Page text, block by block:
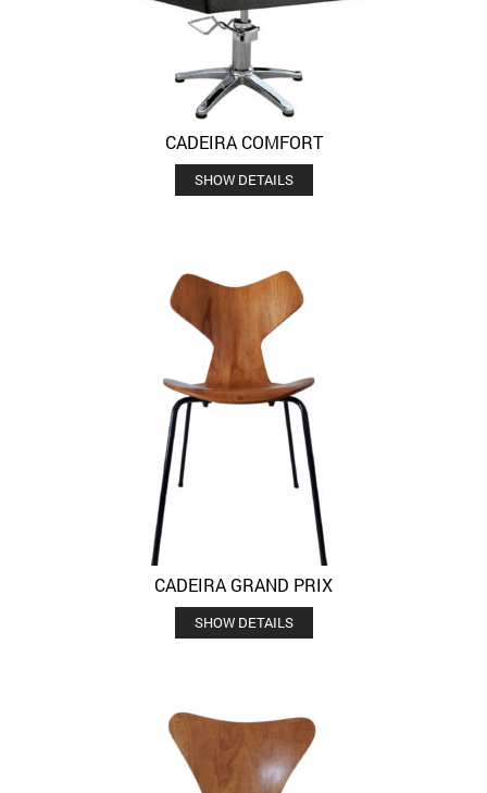
CADEIRA COMFORT
SHOW DETAILS
CADEIRA GRAND PRIX
SHOW DETAILS